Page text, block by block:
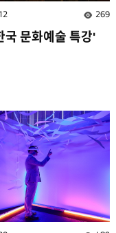
조회
269
국 문화예술 특강'